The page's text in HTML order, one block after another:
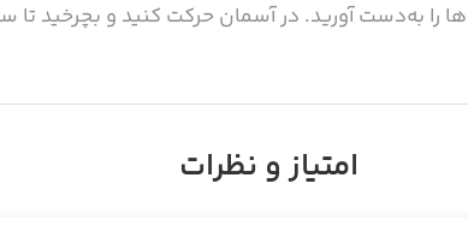
به‌دست آورید. در آسمان حرکت کنید و بچرخید تا
امتیاز و نظرات